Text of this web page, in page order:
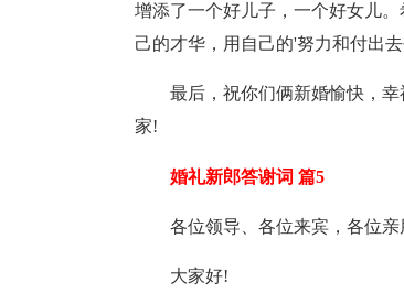
增添了一个好儿子，一个好女儿
己的才华，用自己的'努力和付出
最后，祝你们俩新婚愉快，
家!
婚礼新郎答谢词 篇5
各位领导、各位来宾，各位亲
大家好!